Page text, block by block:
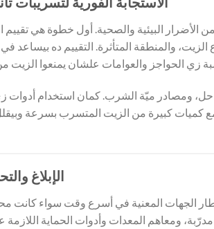
الأضرار البيئية والصحية. أول خطوة هي
والمنطقة المتأثرة. التقييم ده بيساعد في
ومصادر ميّة الشرب. كمان استخدام أدوات
كبيرة من الزيت المتسرب بسرعة وبيقلل
الإبلاغ
الجهات المعنية في أسرع وقت سواء كانت
ومعاهم المعدات وأدوات الحماية اللازمة